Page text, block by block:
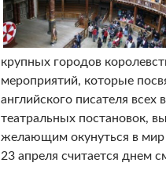
крупных городов
мероприятий, которые
английского писателя
театральных постановок,
желающим окунуться в мир
23 апреля считается днем